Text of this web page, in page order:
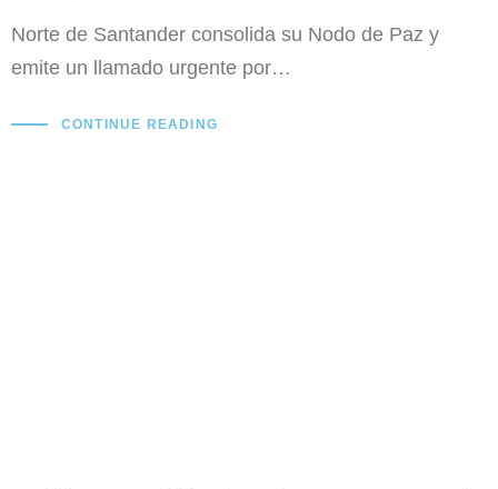
Norte de Santander consolida su Nodo de Paz y
emite un llamado urgente por…
CONTINUE READING